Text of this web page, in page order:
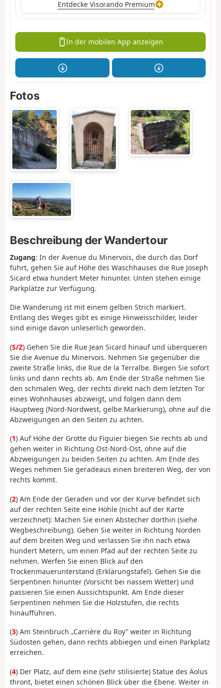
Entdecke Visorando Premium
In der mobilen App anzeigen
Fotos
Beschreibung der Wandertour
Zugang: In der Avenue du Minervois, die durch das Dorf
führt, gehen Sie auf Höhe des Waschhauses die Rue Joseph
Sicard etwa hundert Meter hinunter. Unten stehen einige
Parkplätze zur Verfügung.
Die Wanderung ist mit einem gelben Strich markiert.
Entlang des Weges gibt es einige Hinweisschilder, leider
sind einige davon unleserlich geworden.
(S/Z) Gehen Sie die Rue Jean Sicard hinauf und überqueren
Sie die Avenue du Minervois. Nehmen Sie gegenüber die
zweite Straße links, die Rue de la Terralbe. Biegen Sie sofort
links und dann rechts ab. Am Ende der Straße nehmen Sie
den schmalen Weg, der rechts direkt nach dem letzten Tor
eines Wohnhauses abzweigt, und folgen dann dem
Hauptweg (Nord-Nordwest, gelbe Markierung), ohne auf die
Abzweigungen an den Seiten zu achten.
(1) Auf Höhe der Grotte du Figuier biegen Sie rechts ab und
gehen weiter in Richtung Ost-Nord-Ost, ohne auf die
Abzweigungen zu beiden Seiten zu achten. Am Ende des
Weges nehmen Sie geradeaus einen breiteren Weg, der von
rechts kommt.
(2) Am Ende der Geraden und vor der Kurve befindet sich
auf der rechten Seite eine Höhle (nicht auf der Karte
verzeichnet): Machen Sie einen Abstecher dorthin (siehe
Wegbeschreibung). Gehen Sie weiter in Richtung Norden
auf dem breiten Weg und verlassen Sie ihn nach etwa
hundert Metern, um einen Pfad auf der rechten Seite zu
nehmen. Werfen Sie einen Blick auf den
Trockenmauerunterstand (Erklärungstafel). Gehen Sie die
Serpentinen hinunter (Vorsicht bei nassem Wetter) und
passieren Sie einen Aussichtspunkt. Am Ende dieser
Serpentinen nehmen Sie die Holzstufen, die rechts
hinaufführen.
(3) Am Steinbruch „Carrière du Roy” weiter in Richtung
Südosten gehen, dann rechts abbiegen und einen Parkplatz
erreichen.
(4) Der Platz, auf dem eine (sehr stilisierte) Statue des Äolus
thront, bietet einen schönen Blick über die Ebene. Weiter in